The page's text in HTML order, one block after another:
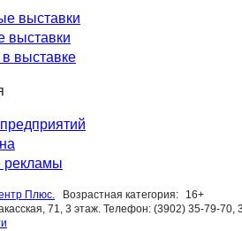
выставки
выставки
в выставке
рекламы
Плюс. Возрастная категория:
16+
71, 3 этаж. Телефон: (3902) 35-79-